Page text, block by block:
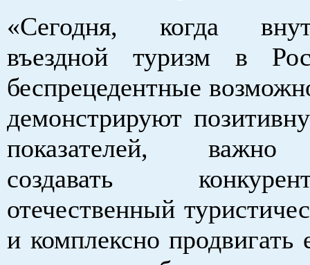
«Сегодня, когда
въездной туризм в
беспрецедентные
демонстрируют
показателей, важно
создавать
отечественный
и комплексно продвигать